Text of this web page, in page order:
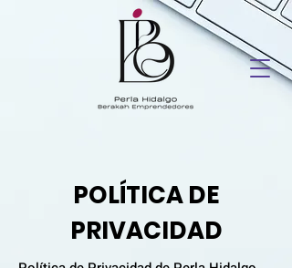
POLÍTICA DE
PRIVACIDAD